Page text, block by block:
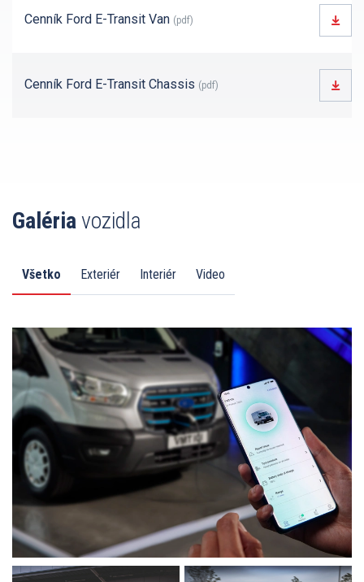
Cenník Ford E-Transit Van (pdf)
Cenník Ford E-Transit Chassis (pdf)
Galériavozidla
Všetko Exteriér Interiér Video